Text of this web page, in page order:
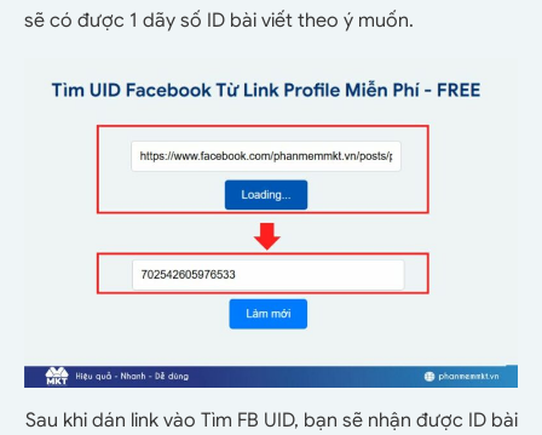
sẽ có được 1 dãy số ID bài viết theo ý muốn.
Sau khi dán link vào Tìm FB UID, bạn sẽ nhận được ID bài